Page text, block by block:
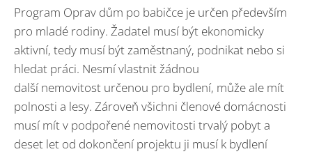
Program Oprav dům po babičce je určen především
pro mladé rodiny. Žadatel musí být ekonomicky
aktivní, tedy musí být zaměstnaný, podnikat nebo si
hledat práci. Nesmí vlastnit žádnou
další nemovitost určenou pro bydlení, může ale mít
polnosti a lesy. Zároveň všichni členové domácnosti
musí mít v podpořené nemovitosti trvalý pobyt a
deset let od dokončení projektu ji musí k bydlení